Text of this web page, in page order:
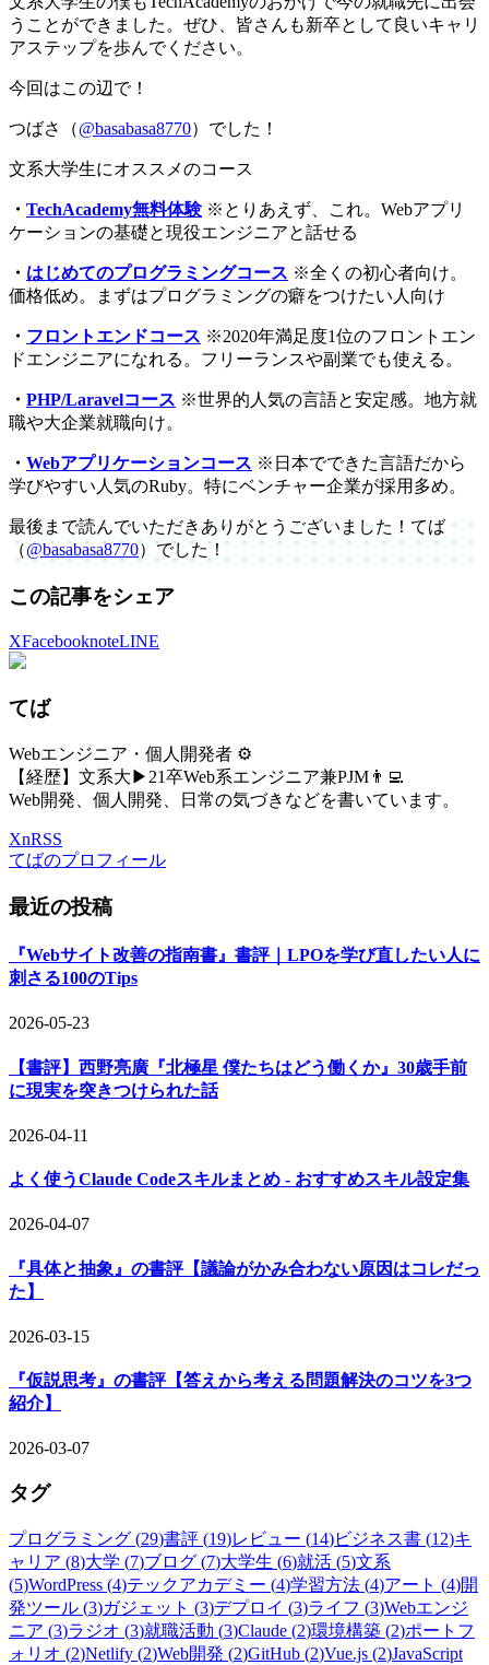
うことができました。ぜひ、皆さんも新卒として良いキャリ
アステップを歩んでください。
今回はこの辺で！
つばさ（@basabasa8770）でした！
文系大学生にオススメのコース
・ TechAcademy無料体験※とりあえず、これ。Webアプリ
ケーションの基礎と現役エンジニアと話せる
・ はじめてのプログラミングコース ※全くの初心者向け。
価格低め。まずはプログラミングの癖をつけたい人向け
・ フロントエンドコース ※2020年満足度1位のフロントエン
ドエンジニアになれる。フリーランスや副業でも使える。
・ PHP/Laravelコース ※世界的人気の言語と安定感。地方就
職や大企業就職向け。
・ Webアプリケーションコース ※日本でできた言語だから
学びやすい人気のRuby。特にベンチャー企業が採用多め。
最後まで読んでいただきありがとうございました！てば
（@basabasa8770）でした！
この記事をシェア
XFacebooknoteLINE
てば
Webエンジニア・個人開発者 ⚙️
【経歴】文系大▶21卒Web系エンジニア兼PJM👨‍💻
Web開発、個人開発、日常の気づきなどを書いています。
XnRSS
てばのプロフィール
最近の投稿
『Webサイト改善の指南書』書評｜LPOを学び直したい人に
刺さる100のTips
2026-05-23
【書評】西野亮廣『北極星 僕たちはどう働くか』30歳手前
に現実を突きつけられた話
2026-04-11
よく使うClaude Codeスキルまとめ - おすすめスキル設定集
2026-04-07
『具体と抽象』の書評【議論がかみ合わない原因はコレだっ
た】
2026-03-15
『仮説思考』の書評【答えから考える問題解決のコツを3つ
紹介】
2026-03-07
タグ
プログラミング (29)書評 (19)レビュー (14)ビジネス書 (12)キ
ャリア (8)大学 (7)ブログ (7)大学生 (6)就活 (5)文系
(5)WordPress (4)テックアカデミー (4)学習方法 (4)アート (4)開
発ツール (3)ガジェット (3)デプロイ (3)ライフ (3)Webエンジ
ニア (3)ラジオ (3)就職活動 (3)Claude (2)環境構築 (2)ポートフ
ォリオ (2)Netlify (2)Web開発 (2)GitHub (2)Vue.js (2)JavaScript